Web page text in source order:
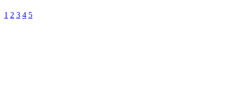
1 2 3 4 5